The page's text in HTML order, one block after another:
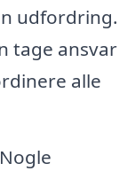
udfordring.
tage ansvar
alle
Nogle